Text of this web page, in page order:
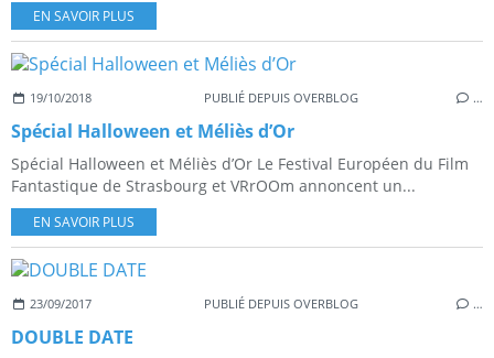
EN SAVOIR PLUS
19/10/2018 PUBLIÉ DEPUIS OVERBLOG …
Spécial Halloween et Méliès d’Or
Spécial Halloween et Méliès d’Or Le Festival Européen du Film
Fantastique de Strasbourg et VRrOOm annoncent un...
EN SAVOIR PLUS
23/09/2017 PUBLIÉ DEPUIS OVERBLOG …
DOUBLE DATE